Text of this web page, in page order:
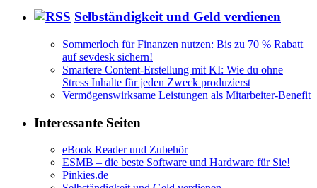
Selbständigkeit und Geld verdienen
Sommerloch für Finanzen nutzen: Bis zu 70 % Rabatt
auf sevdesk sichern!
Smartere Content-Erstellung mit KI: Wie du ohne
Stress Inhalte für jeden Zweck produzierst
Vermögenswirksame Leistungen als Mitarbeiter-Benefit
Interessante Seiten
eBook Reader und Zubehör
ESMB – die beste Software und Hardware für Sie!
Pinkies.de